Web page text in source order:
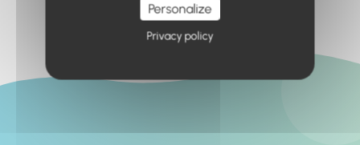
Personalize
Privacy policy